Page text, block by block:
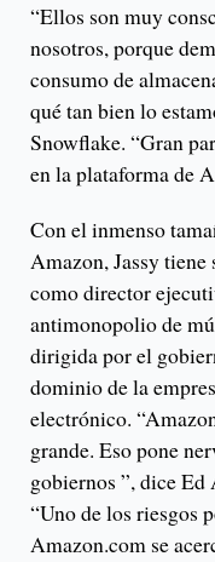
“Ellos son muy
nosotros, porque
consumo de
qué tan bien lo
Snowflake. “Gran
en la plataforma de
Con el inmenso
Amazon, Jassy
como director
antimonopolio de
dirigida por el
dominio de la
electrónico.
grande. Eso pone
gobiernos ”, dice Ed
“Uno de los riesgos
Amazon.com se